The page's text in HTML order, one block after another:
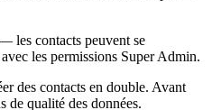
les contacts peuvent se
les permissions Super Admin.
des contacts en double. Avant
de qualité des données.